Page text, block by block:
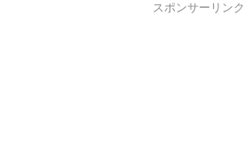
スポンサーリンク